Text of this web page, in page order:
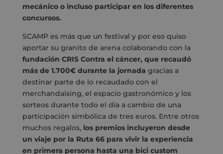
mecánico o incluso participar en los diferentes
concursos.
SCAMP es más que un festival y por eso quiso
aportar su granito de arena colaborando con la
fundación CRIS Contra el cáncer, que recaudó
más de 1.700€ durante la jornada gracias a
destinar parte de lo recaudado con el
merchandaising, el espacio gastronómico y los
sorteos durante todo el día a cambio de una
participación simbólica de tres euros. Entre otros
muchos regalos, los premios incluyeron desde
un viaje por la Ruta 66 para vivir la experiencia
en primera persona hasta una bici custom